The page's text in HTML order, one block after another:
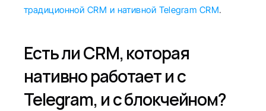
традиционной CRM и нативной Telegram CRM.
Есть ли CRM, которая
нативно работает и с
Telegram, и с блокчейном?